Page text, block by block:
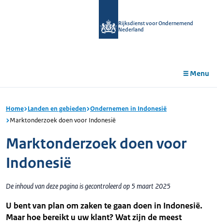
Rijksdienst voor Ondernemend
Nederland
Menu
Home Landen en gebieden Ondernemen in Indonesië
Marktonderzoek doen voor Indonesië
Marktonderzoek doen voor
Indonesië
De inhoud van deze pagina is gecontroleerd op 5 maart 2025
U bent van plan om zaken te gaan doen in Indonesië.
Maar hoe bereikt u uw klant? Wat zijn de meest